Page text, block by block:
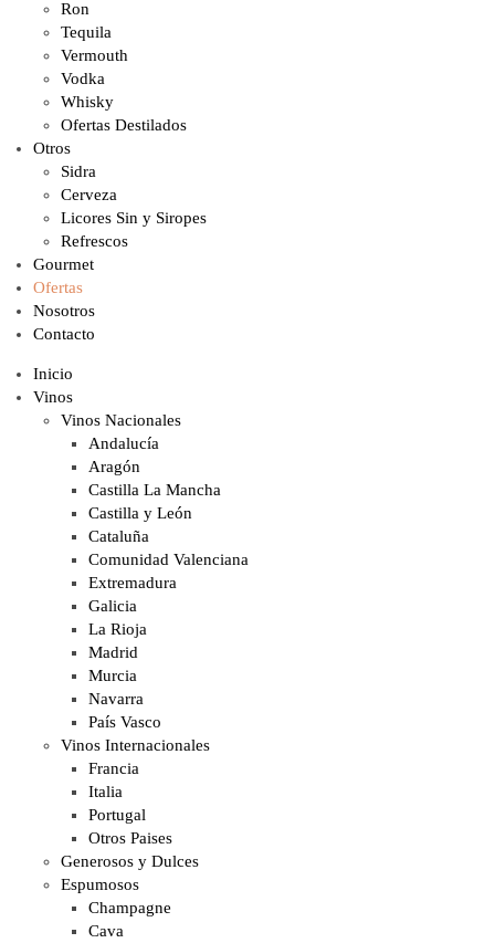
Ron
Tequila
Vermouth
Vodka
Whisky
Ofertas Destilados
Otros
Sidra
Cerveza
Licores Sin y Siropes
Refrescos
Gourmet
Ofertas
Nosotros
Contacto
Inicio
Vinos
Vinos Nacionales
Andalucía
Aragón
Castilla La Mancha
Castilla y León
Cataluña
Comunidad Valenciana
Extremadura
Galicia
La Rioja
Madrid
Murcia
Navarra
País Vasco
Vinos Internacionales
Francia
Italia
Portugal
Otros Paises
Generosos y Dulces
Espumosos
Champagne
Cava